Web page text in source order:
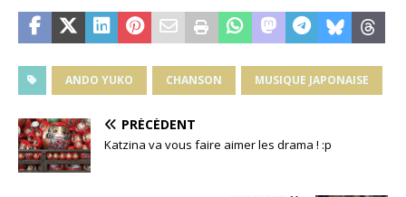
ANDO YUKO CHANSON MUSIQUE JAPONAISE
PRÉCÉDENT
Katzina va vous faire aimer les drama ! :p